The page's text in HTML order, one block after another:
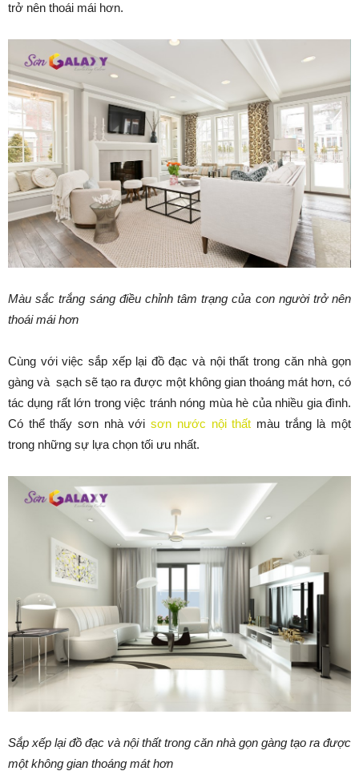
trở nên thoái mái hơn.
Màu sắc trắng sáng điều chỉnh tâm trạng của con người trở nên
thoái mái hơn
Cùng với việc sắp xếp lại đồ đạc và nội thất trong căn nhà gọn
gàng và sạch sẽ tạo ra được một không gian thoáng mát hơn, có
tác dụng rất lớn trong việc tránh nóng mùa hè của nhiều gia đình.
Có thể thấy sơn nhà vớisơn nước nội thất màu trắng là một
trong những sự lựa chọn tối ưu nhất.
Sắp xếp lại đồ đạc và nội thất trong căn nhà gọn gàng tạo ra được
một không gian thoáng mát hơn